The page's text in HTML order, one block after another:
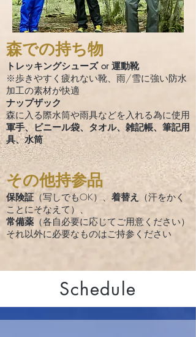
森での持ち物
トレッキングシューズ or 運動靴
※歩きやすく疲れない靴、雨/雪に強い防水
加工の素材が快適
ナップザック
森に入る際水筒や雨具などを入れる為に使用
軍手、ビニール袋、タオル、雑記帳、筆記用
具、水筒
​その他持参品
保険証（写しでもOK）、 着替え （汗をかく
ことにそなえて）、
常備薬 （各自必要に応じてご用意ください）
それ以外に必要なものはご持参ください
Schedule